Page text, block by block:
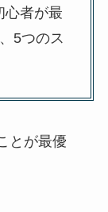
心者が最
5つのス
とが最優